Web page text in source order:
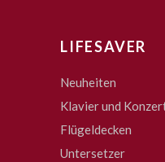
LIFESAVER
Neuheiten
Klavier und
Flügeldecken
Untersetzer